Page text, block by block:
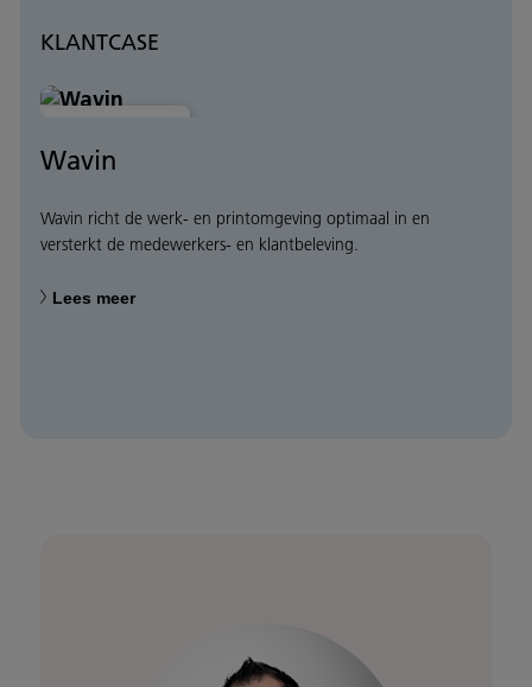
KLANTCASE
Wavin
Wavin richt de werk- en printomgeving optimaal in en
versterkt de medewerkers- en klantbeleving.
Lees meer